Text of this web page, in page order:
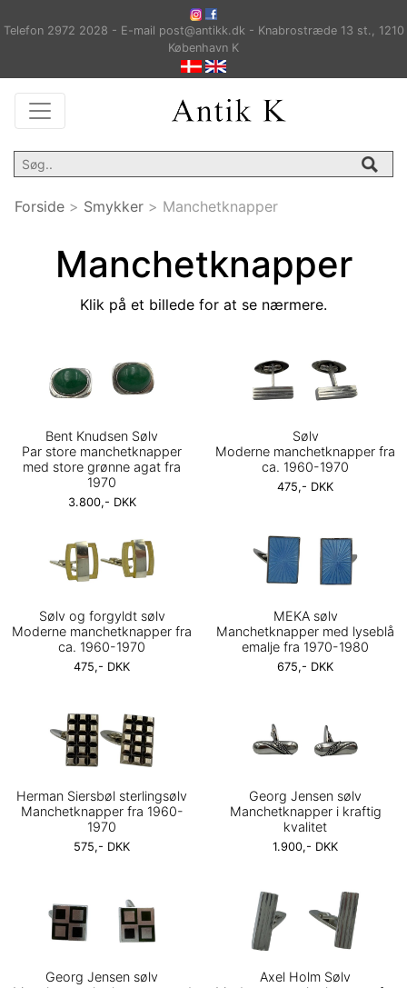
Telefon 2972 2028 - E-mail post@antikk.dk - Knabrostræde 13 st., 1210
København K
Forside > Smykker > Manchetknapper
Manchetknapper
Klik på et billede for at se nærmere.
Bent Knudsen Sølv
Par store manchetknapper
med store grønne agat fra
1970
3.800,- DKK
Sølv
Moderne manchetknapper fra
ca. 1960-1970
475,- DKK
Sølv og forgyldt sølv
Moderne manchetknapper fra
ca. 1960-1970
475,- DKK
MEKA sølv
Manchetknapper med lyseblå
emalje fra 1970-1980
675,- DKK
Herman Siersbøl sterlingsølv
Manchetknapper fra 1960-
1970
575,- DKK
Georg Jensen sølv
Manchetknapper i kraftig
kvalitet
1.900,- DKK
Georg Jensen sølv
Axel Holm Sølv